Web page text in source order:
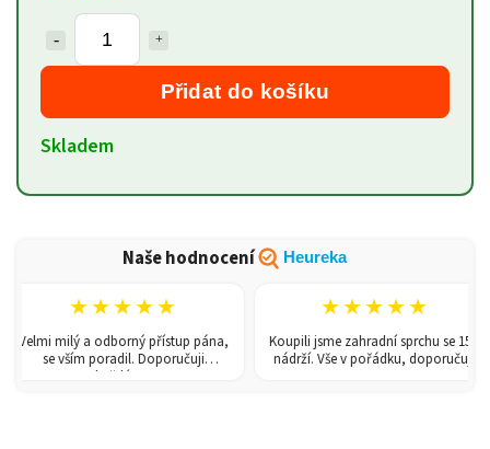
Přidat do košíku
Skladem
Naše hodnocení Heureka
★★★★★
milý a odborný přístup pána,
se vším poradil. Doporučuji
každému!
★★★★★
Koupili jsme zahradní sprchu se 150l
nádrží. Vše v pořádku, doporučuji.